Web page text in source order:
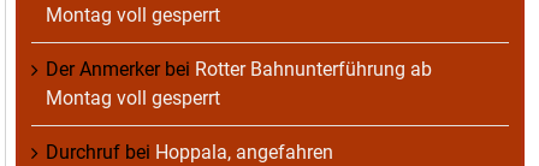
Montag voll gesperrt
Der Anmerkerbei Rotter Bahnunterführung ab
Montag voll gesperrt
Durchruf bei Hoppala, angefahren